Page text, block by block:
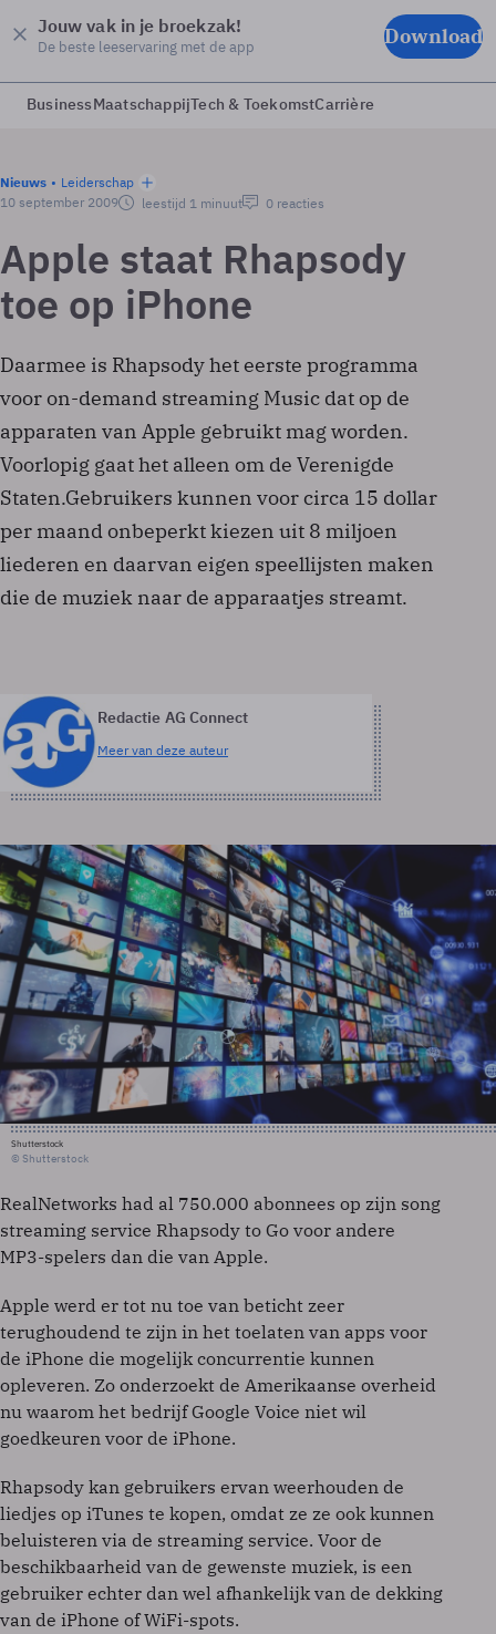
Jouw vak in je broekzak!
De beste leeservaring met de app Download
BusinessMaatschappijTech & ToekomstCarrière
Nieuws
Leiderschap
10 september 2009
leestijd 1 minuut 0 reacties
Apple staat Rhapsody
toe op iPhone
Daarmee is Rhapsody het eerste programma
voor on-demand streaming Music dat op de
apparaten van Apple gebruikt mag worden.
Voorlopig gaat het alleen om de Verenigde
Staten.Gebruikers kunnen voor circa 15 dollar
per maand onbeperkt kiezen uit 8 miljoen
liederen en daarvan eigen speellijsten maken
die de muziek naar de apparaatjes streamt.
Redactie AG Connect
Meer van deze auteur
Shutterstock
© Shutterstock
RealNetworks had al 750.000 abonnees op zijn song
streaming service Rhapsody to Go voor andere
MP3-spelers dan die van Apple.
Apple werd er tot nu toe van beticht zeer
terughoudend te zijn in het toelaten van apps voor
de iPhone die mogelijk concurrentie kunnen
opleveren. Zo onderzoekt de Amerikaanse overheid
nu waarom het bedrijf Google Voice niet wil
goedkeuren voor de iPhone.
Rhapsody kan gebruikers ervan weerhouden de
liedjes op iTunes te kopen, omdat ze ze ook kunnen
beluisteren via de streaming service. Voor de
beschikbaarheid van de gewenste muziek, is een
gebruiker echter dan wel afhankelijk van de dekking
van de iPhone of WiFi-spots.